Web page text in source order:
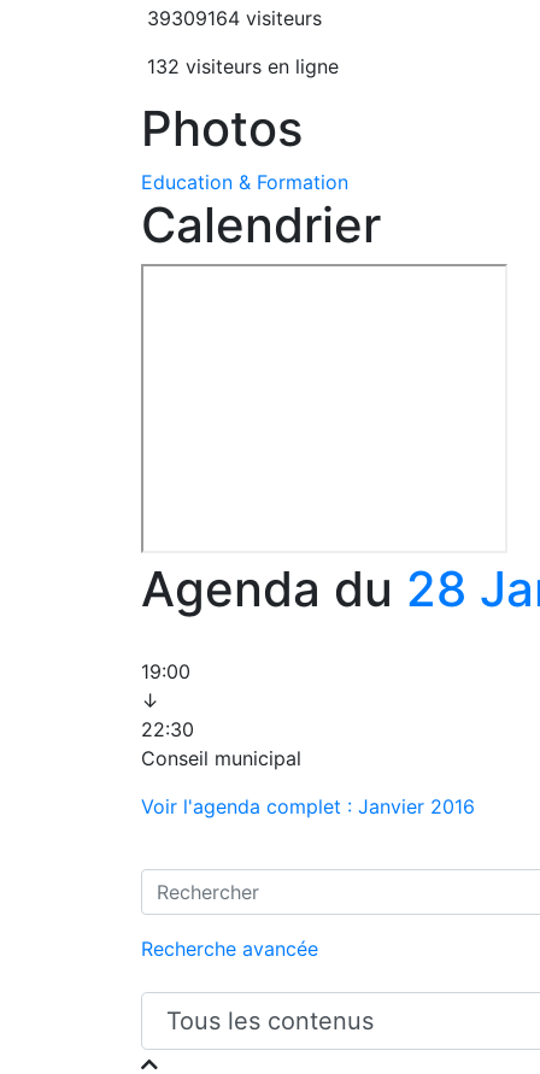
39309164 visiteurs
132 visiteurs en ligne
Photos
Education & Formation
Calendrier
Agenda du 28
19:00
↓
22:30
Conseil municipal
Voir l'agenda complet : Janvier 2016
Recherche avancée